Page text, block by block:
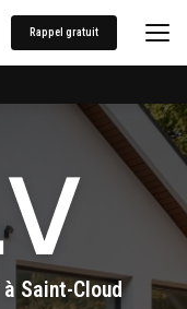
Rappel gratuit
à Saint-Cloud